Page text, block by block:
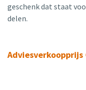
geschenk dat staat
delen.